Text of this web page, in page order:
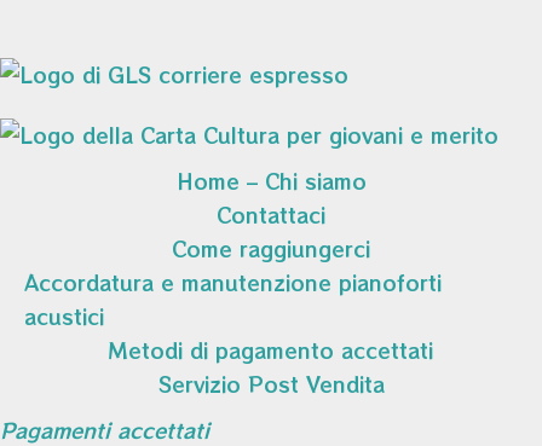
Home – Chi siamo
Contattaci
Come raggiungerci
Accordatura e manutenzione pianoforti
acustici
Metodi di pagamento accettati
Servizio Post Vendita
Pagamenti accettati